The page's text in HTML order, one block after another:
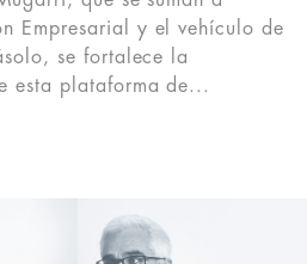
Empresarial y el vehículo de
se fortalece la
esta plataforma de...